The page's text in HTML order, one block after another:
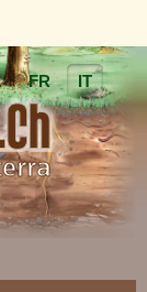
FR IT